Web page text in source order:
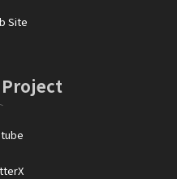
Site
Project